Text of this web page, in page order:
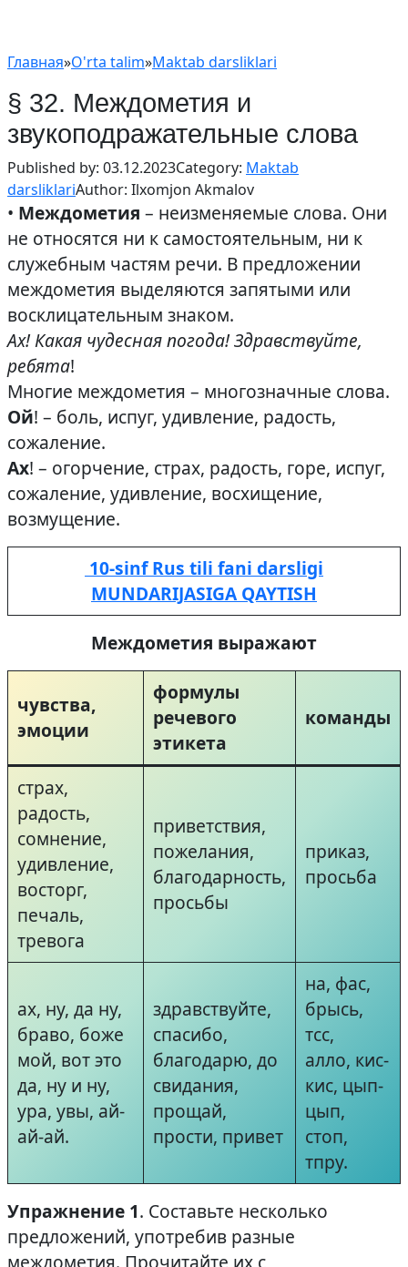
Главная»O'rta talim»Maktab darsliklari
§ 32. Междометия и
звукоподражательные слова
Published by: 03.12.2023Category: Maktab
darsliklariAuthor: Ilxomjon Akmalov
• Междометия – неизменяемые слова. Они
не относятся ни к самостоятельным, ни к
служебным частям речи. В предложении
междометия выделяются запятыми или
восклицательным знаком.
Ах! Какая чудесная погода! Здравствуйте,
ребята!
Многие междометия – многозначные слова.
Ой! – боль, испуг, удивление, радость,
сожаление.
Ах! – огорчение, страх, радость, горе, испуг,
сожаление, удивление, восхищение,
возмущение.
10-sinf Rus tili fani darsligi
MUNDARIJASIGA QAYTISH
Междометия выражают
чувства,
эмоции
формулы
речевого
этикета
команды
страх,
радость,
сомнение,
удивление,
восторг,
печаль,
тревога
приветствия,
пожелания,
благодарность,
просьбы
приказ,
просьба
ах, ну, да ну,
браво, боже
мой, вот это
да, ну и ну,
ура, увы, ай-
ай-ай.
здравствуйте,
спасибо,
благодарю, до
свидания,
прощай,
прости, привет
на, фас,
брысь,
тсс,
алло, кис-
кис, цып-
цып,
стоп,
тпру.
Упражнение 1. Составьте несколько
предложений, употребив разные
междометия. Прочитайте их с